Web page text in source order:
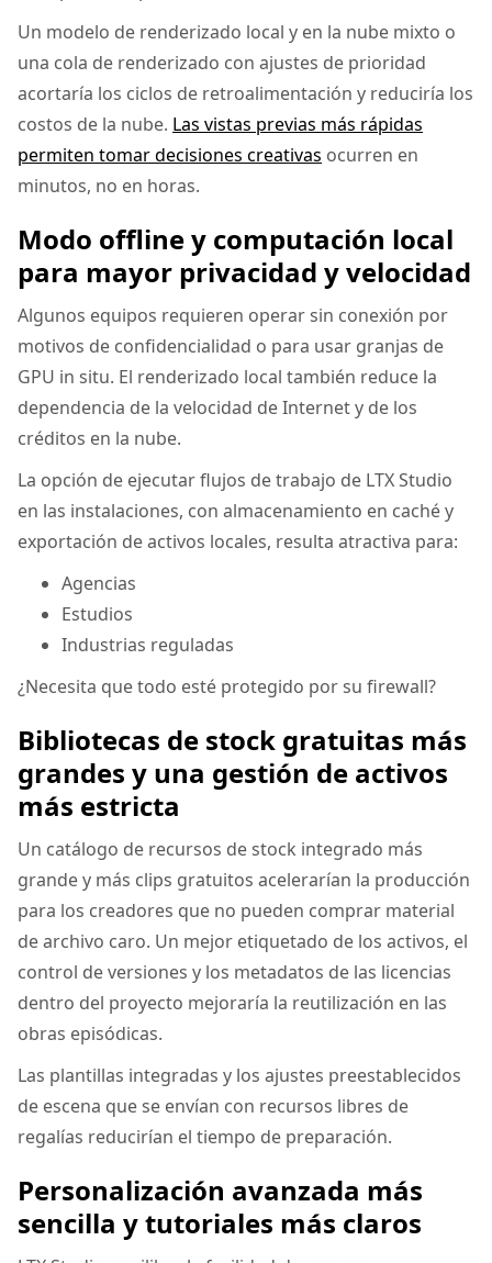
Un modelo de renderizado local y en la nube mixto o
una cola de renderizado con ajustes de prioridad
acortaría los ciclos de retroalimentación y reduciría los
costos de la nube. Las vistas previas más rápidas
permiten tomar decisiones creativas ocurren en
minutos, no en horas.
Modo offline y computación local
para mayor privacidad y velocidad
Algunos equipos requieren operar sin conexión por
motivos de confidencialidad o para usar granjas de
GPU in situ. El renderizado local también reduce la
dependencia de la velocidad de Internet y de los
créditos en la nube.
La opción de ejecutar flujos de trabajo de LTX Studio
en las instalaciones, con almacenamiento en caché y
exportación de activos locales, resulta atractiva para:
Agencias
Estudios
Industrias reguladas
¿Necesita que todo esté protegido por su firewall?
Bibliotecas de stock gratuitas más
grandes y una gestión de activos
más estricta
Un catálogo de recursos de stock integrado más
grande y más clips gratuitos acelerarían la producción
para los creadores que no pueden comprar material
de archivo caro. Un mejor etiquetado de los activos, el
control de versiones y los metadatos de las licencias
dentro del proyecto mejoraría la reutilización en las
obras episódicas.
Las plantillas integradas y los ajustes preestablecidos
de escena que se envían con recursos libres de
regalías reducirían el tiempo de preparación.
Personalización avanzada más
sencilla y tutoriales más claros